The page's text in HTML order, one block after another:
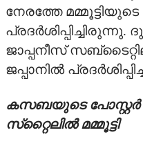
നേരത്തേ
ജാപ്പനീസ്
ജപ്പാനില്‍
കസബയുടെ പോസ്റ്റര്‍
സ്‌റ്റൈലില്‍ മമ്മൂട്ടി